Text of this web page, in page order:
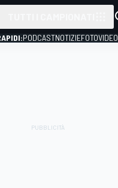
PODCASTNOTIZIEFOTOVIDEO